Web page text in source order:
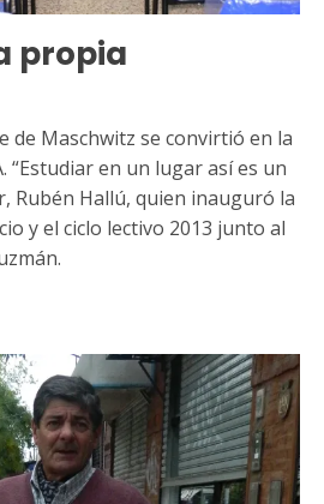
propia
de Maschwitz se convirtió en la
“Estudiar en un lugar así es un
Rubén Hallú, quien inauguró la
y el ciclo lectivo 2013 junto al